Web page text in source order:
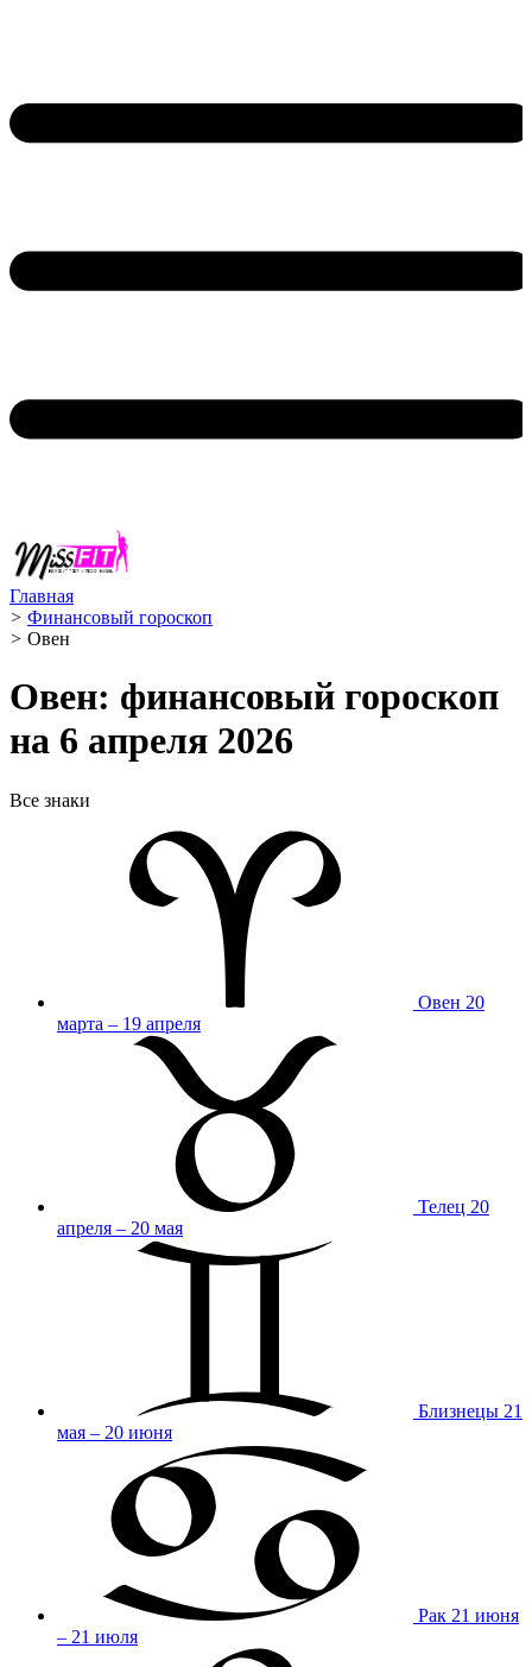
Главная
> Финансовый гороскоп
> Овен ️
Овен: финансовый гороскоп
на 6 апреля 2026
Все знаки
Овен 20
марта – 19 апреля
Телец 20
апреля – 20 мая
Близнецы 21
мая – 20 июня
Рак 21 июня
– 21 июля